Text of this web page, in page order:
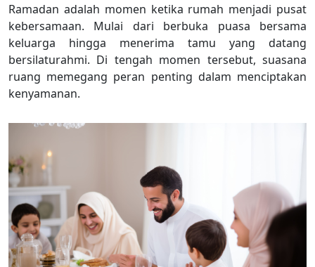
Ramadan adalah momen ketika rumah menjadi pusat
kebersamaan. Mulai dari berbuka puasa bersama
keluarga hingga menerima tamu yang datang
bersilaturahmi. Di tengah momen tersebut, suasana
ruang memegang peran penting dalam menciptakan
kenyamanan.